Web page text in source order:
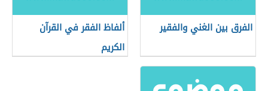
الفرق بين الغني والفقير
ألفاظ الفقر في القرآن
الكريم